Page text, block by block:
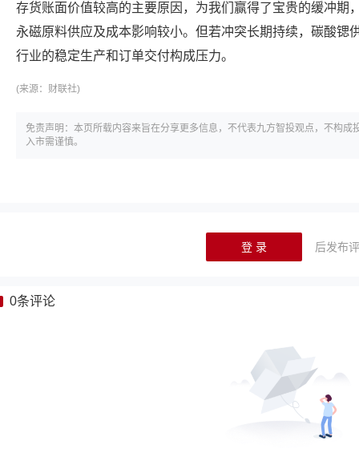
存货账面价值较高的主要原因，为我们赢得了宝贵的缓冲期
永磁原料供应及成本影响较小。但若冲突长期持续，碳酸锶
行业的稳定生产和订单交付构成压力。
(来源： 财联社)
免责声明：本页所载内容来旨在分享更多信息，不代表九方智投观点，不构
入市需谨慎。
登 录 后发布
0条评论